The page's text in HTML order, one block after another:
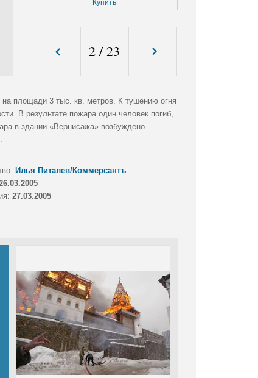
Купить
2 /23
площади 3 тыс. кв. метров. К тушению огня
В результате пожара один человек погиб,
в здании «Вернисажа» возбуждено
Илья Питалев/Коммерсантъ
27.03.2005